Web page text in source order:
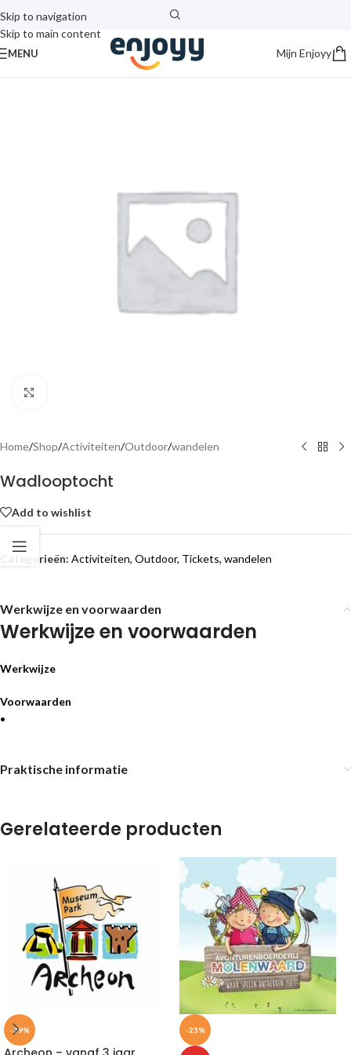
Skip to navigation
Skip to main content
MENU Mijn Enjoyy
Home/Shop/Activiteiten/Outdoor/wandelen
Wadlooptocht
Add to wishlist
Categorieën: Activiteiten, Outdoor, Tickets, wandelen
Werkwijze en voorwaarden
Werkwijze en voorwaarden
Werkwijze
Voorwaarden
•
Praktische informatie
Gerelateerde producten
-29% -23%